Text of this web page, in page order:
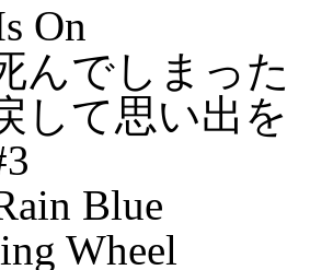
On
んでしまった
して思い出を
Blue
Wheel